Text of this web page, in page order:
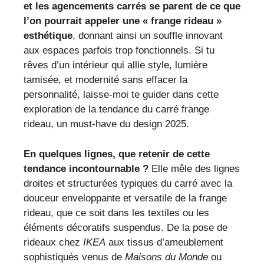
et les agencements carrés se parent de ce que
l’on pourrait appeler une « frange rideau »
esthétique, donnant ainsi un souffle innovant
aux espaces parfois trop fonctionnels. Si tu
rêves d’un intérieur qui allie style, lumière
tamisée, et modernité sans effacer la
personnalité, laisse-moi te guider dans cette
exploration de la tendance du carré frange
rideau, un must-have du design 2025.
En quelques lignes, que retenir de cette
tendance incontournable ? Elle mêle des lignes
droites et structurées typiques du carré avec la
douceur enveloppante et versatile de la frange
rideau, que ce soit dans les textiles ou les
éléments décoratifs suspendus. De la pose de
rideaux chez IKEA aux tissus d’ameublement
sophistiqués venus de Maisons du Monde ou